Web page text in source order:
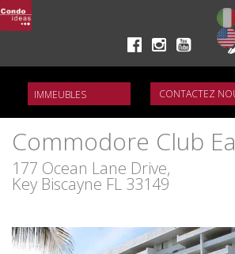
CONTACTEZ
Commodore Club
177 Ocean Lane Drive,
Key Biscayne FL 33149